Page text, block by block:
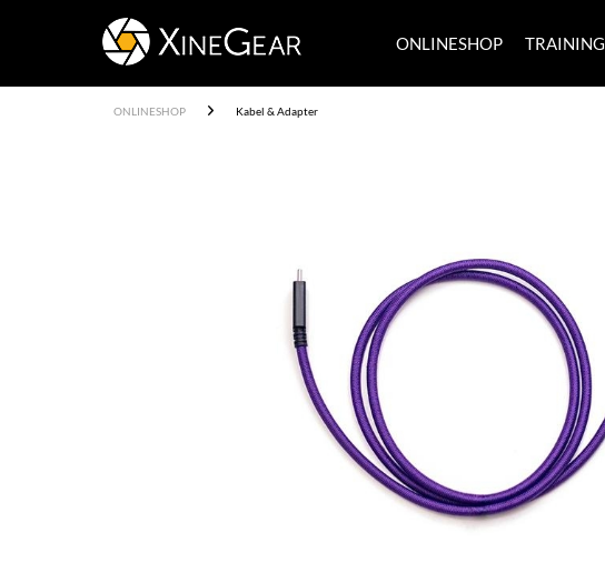
ONLINESHOP TRAINING
ONLINESHOP Kabel & Adapter